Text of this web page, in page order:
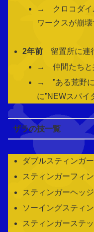
→ クロコダイ
ワークスが崩壊
2年前 留置所に連
→ 仲間たちと
→ ”ある荒野に
に”NEWスパイ
ザラの技一覧
ダブルスティンガー
スティンガーフィ
スティンガーヘッ
ソーイングスティ
スティンガーステ